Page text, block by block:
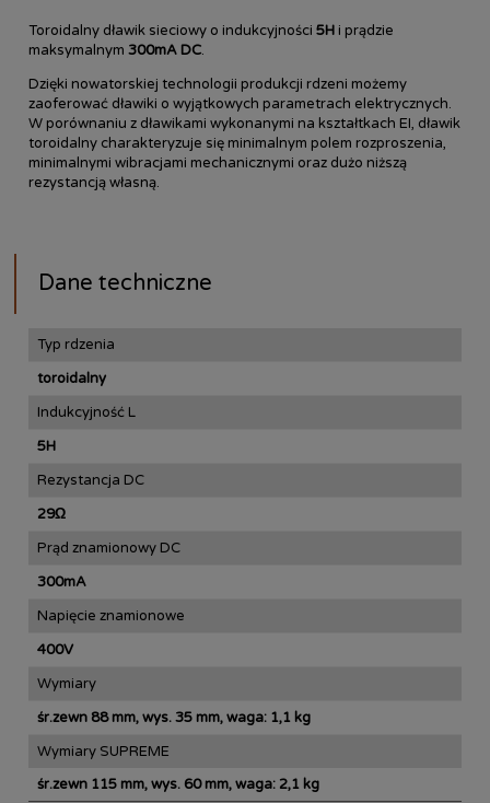
Toroidalny dławik sieciowy o indukcyjności 5Hi prądzie
maksymalnym 300mA DC.
Dzięki nowatorskiej technologii produkcji rdzeni możemy
zaoferować dławiki o wyjątkowych parametrach elektrycznych.
W porównaniu z dławikami wykonanymi na kształtkach EI, dławik
toroidalny charakteryzuje się minimalnym polem rozproszenia,
minimalnymi wibracjami mechanicznymi oraz dużo niższą
rezystancją własną.
Dane techniczne
Typ rdzenia
toroidalny
Indukcyjność L
5H
Rezystancja DC
29Ω
Prąd znamionowy DC
300mA
Napięcie znamionowe
400V
Wymiary
śr.zewn 88 mm, wys. 35 mm, waga: 1,1 kg
Wymiary SUPREME
śr.zewn 115 mm, wys. 60 mm, waga: 2,1 kg